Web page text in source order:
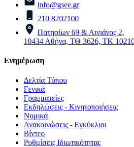
info@gsee.gr
210 8202100
Πατησίων 69 & Αινιάνος 2,
10434 Αθήνα, ΤΘ 3626, ΤΚ
Ενημέρωση
Δελτία Τύπου
Γενικά
Γραμματείες
Εκδηλώσεις - Κινητοποιήσεις
Νομικά
Ανακοινώσεις - Εγκύκλιοι
Βίντεο
Ρυθμίσεις Ιδιωτικότητας